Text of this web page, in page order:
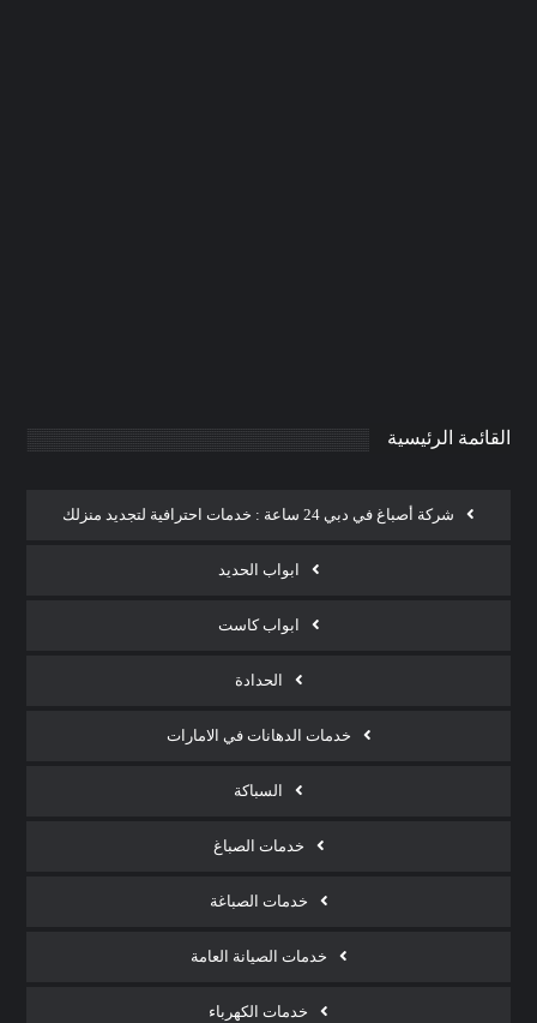
القائمة الرئيسية
شركة أصباغ في دبي 24 ساعة : خدمات احترافية لتجديد منزلك
ابواب الحديد
ابواب كاست
الحدادة
خدمات الدهانات في الامارات
السباكة
خدمات الصباغ
خدمات الصباغة
خدمات الصيانة العامة
خدمات الكهرباء